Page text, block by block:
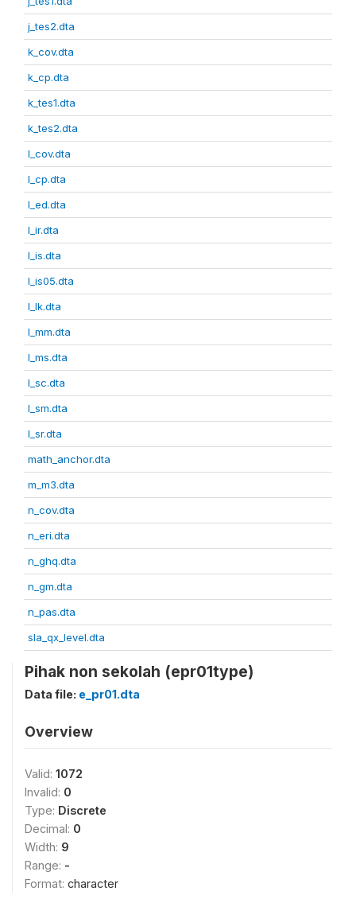
j_tes2.dta
k_cov.dta
k_cp.dta
k_tes1.dta
k_tes2.dta
l_cov.dta
l_cp.dta
l_ed.dta
l_ir.dta
l_is.dta
l_is05.dta
l_lk.dta
l_mm.dta
l_ms.dta
l_sc.dta
l_sm.dta
l_sr.dta
math_anchor.dta
m_m3.dta
n_cov.dta
n_eri.dta
n_ghq.dta
n_gm.dta
n_pas.dta
sla_qx_level.dta
Pihak non sekolah (epr01type)
Data file: e_pr01.dta
Overview
Valid: 1072
Invalid: 0
Type: Discrete
Decimal: 0
Width: 9
Range: -
Format: character